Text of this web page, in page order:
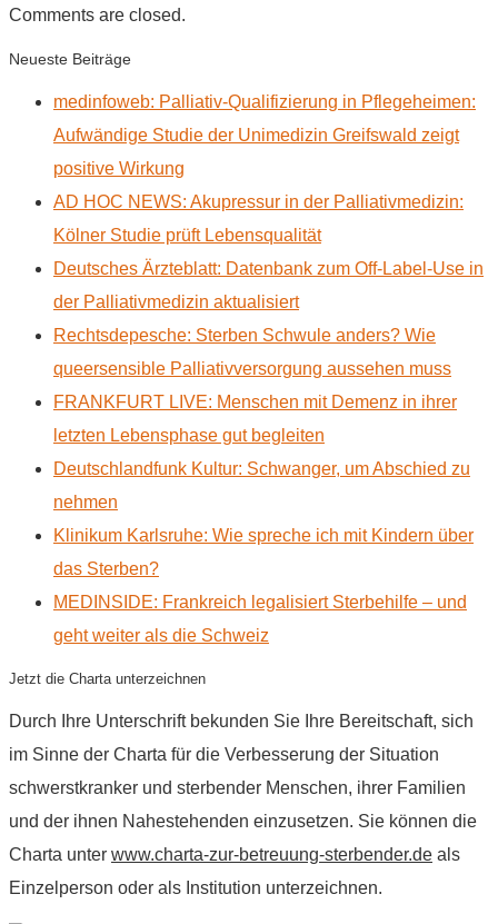
Comments are closed.
Neueste Beiträge
medinfoweb: Palliativ-Qualifizierung in Pflegeheimen:
Aufwändige Studie der Unimedizin Greifswald zeigt
positive Wirkung
AD HOC NEWS: Akupressur in der Palliativmedizin:
Kölner Studie prüft Lebensqualität
Deutsches Ärzteblatt: Datenbank zum Off-Label-Use in
der Palliativmedizin aktualisiert
Rechtsdepesche: Sterben Schwule anders? Wie
queersensible Palliativversorgung aussehen muss
FRANKFURT LIVE: Menschen mit Demenz in ihrer
letzten Lebensphase gut begleiten
Deutschlandfunk Kultur: Schwanger, um Abschied zu
nehmen
Klinikum Karlsruhe: Wie spreche ich mit Kindern über
das Sterben?
MEDINSIDE: Frankreich legalisiert Sterbehilfe – und
geht weiter als die Schweiz
Jetzt die Charta unterzeichnen
Durch Ihre Unterschrift bekunden Sie Ihre Bereitschaft, sich
im Sinne der Charta für die Verbesserung der Situation
schwerstkranker und sterbender Menschen, ihrer Familien
und der ihnen Nahestehenden einzusetzen. Sie können die
Charta unter www.charta-zur-betreuung-sterbender.de als
Einzelperson oder als Institution unterzeichnen.